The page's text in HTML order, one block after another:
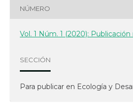
NÚMERO
Vol. 1 Núm. 1 (2020):
SECCIÓN
Para publicar en Ecología y